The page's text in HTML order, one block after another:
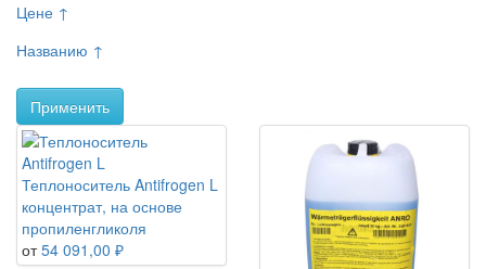
Цене ↑
Названию ↑
Применить
Теплоноситель Antifrogen L
концентрат, на основе
пропиленгликоля
от 54 091,00 ₽